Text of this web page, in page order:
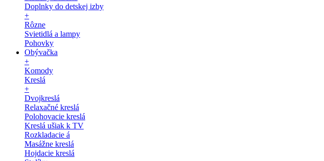
Doplnky do detskej izby
+
Rôzne
Svietidlá a lampy
Pohovky
Obývačka
+
Komody
Kreslá
+
Dvojkreslá
Relaxačné kreslá
Polohovacie kreslá
Kreslá ušiak k TV
Rozkladacie á
Masážne kreslá
Hojdacie kreslá